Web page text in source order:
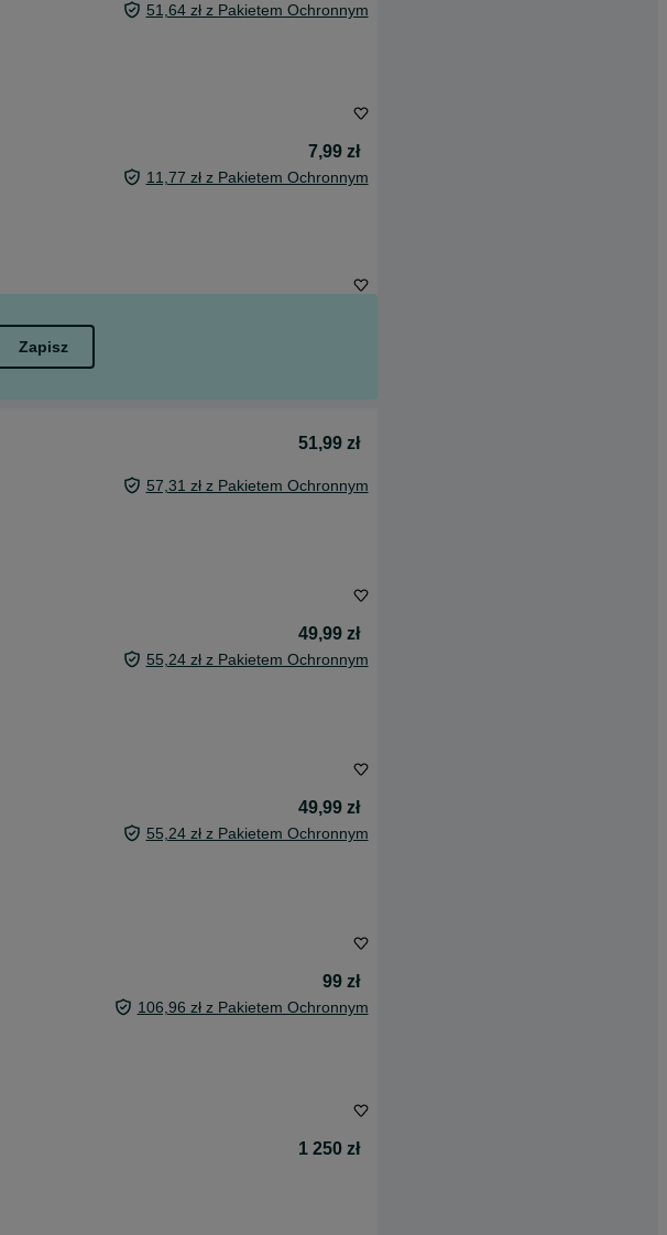
51,64 zł z Pakietem Ochronnym
7,99 zł
11,77 zł z Pakietem Ochronnym
Zapisz
51,99 zł
57,31 zł z Pakietem Ochronnym
49,99 zł
55,24 zł z Pakietem Ochronnym
49,99 zł
55,24 zł z Pakietem Ochronnym
99 zł
106,96 zł z Pakietem Ochronnym
1 250 zł